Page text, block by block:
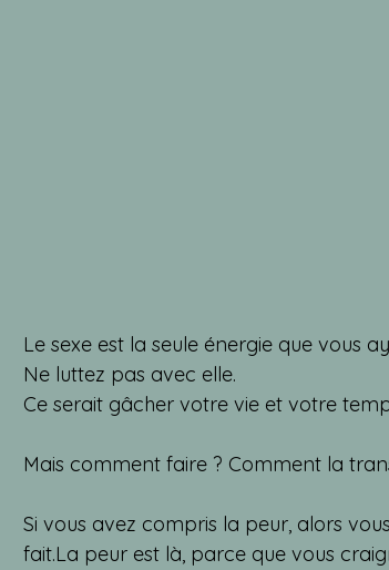
Le sexe est la seule énergie que vous
Ne luttez pas avec elle.
Ce serait gâcher votre vie et votre
Mais comment faire ? Comment la
Si vous avez compris la peur, alors
fait.La peur est là, parce que vous